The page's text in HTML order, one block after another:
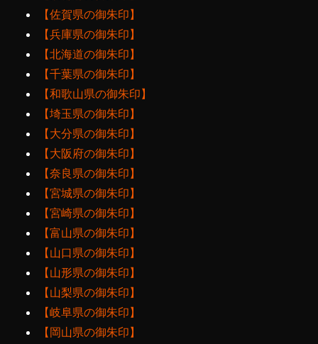
【佐賀県の御朱印】
【兵庫県の御朱印】
【北海道の御朱印】
【千葉県の御朱印】
【和歌山県の御朱印】
【埼玉県の御朱印】
【大分県の御朱印】
【大阪府の御朱印】
【奈良県の御朱印】
【宮城県の御朱印】
【宮崎県の御朱印】
【富山県の御朱印】
【山口県の御朱印】
【山形県の御朱印】
【山梨県の御朱印】
【岐阜県の御朱印】
【岡山県の御朱印】